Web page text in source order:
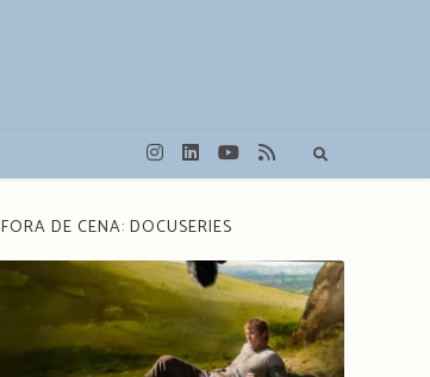
FORA DE CENA: DOCUSERIES